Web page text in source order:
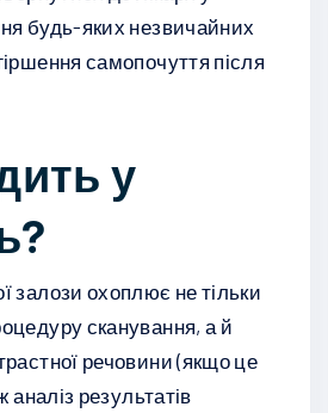
будь-яких незвичайних
самопочуття після
у
залози охоплює не тільки
сканування, а й
речовини (якщо це
аналіз результатів